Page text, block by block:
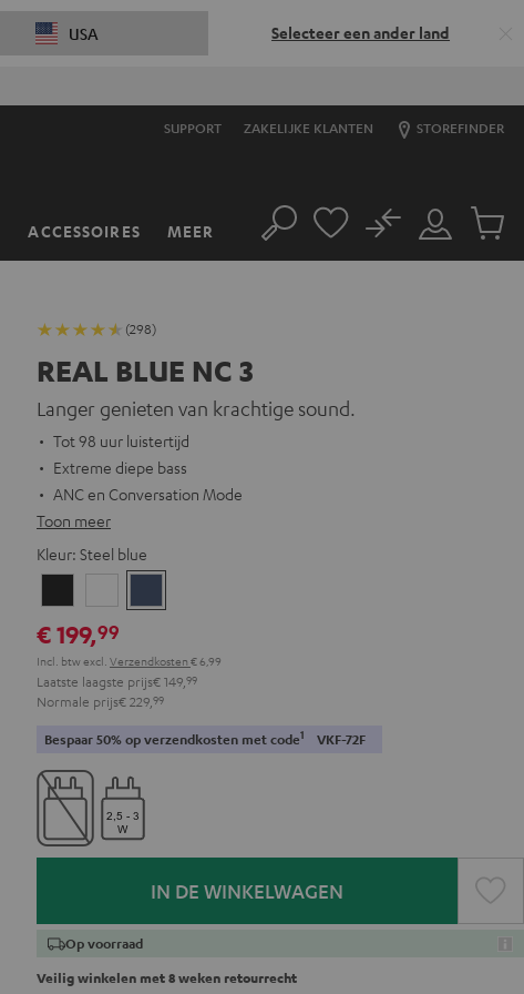
USA Selecteer een ander land
SUPPORT ZAKELIJKE KLANTEN STOREFINDER
ACCESSOIRES MEER Zoeken
Mijn
account
No
(298)
REAL BLUE NC 3
Langer genieten van krachtige sound.
Tot 98 uur luistertijd
Extreme diepe bass
ANC en Conversation Mode
Toon meer
Kleur: Steel blue
white blue
€ 199,99
Incl. btwexcl. Verzendkosten € 6,99
Laatste laagste prijs€ 149, 99
Normale prijs€ 229, 99
Bespaar 50% op verzendkosten met code1 VKF-72F
IN DE WINKELWAGEN
Op voorraad
Veilig winkelen met 8 weken retourrecht